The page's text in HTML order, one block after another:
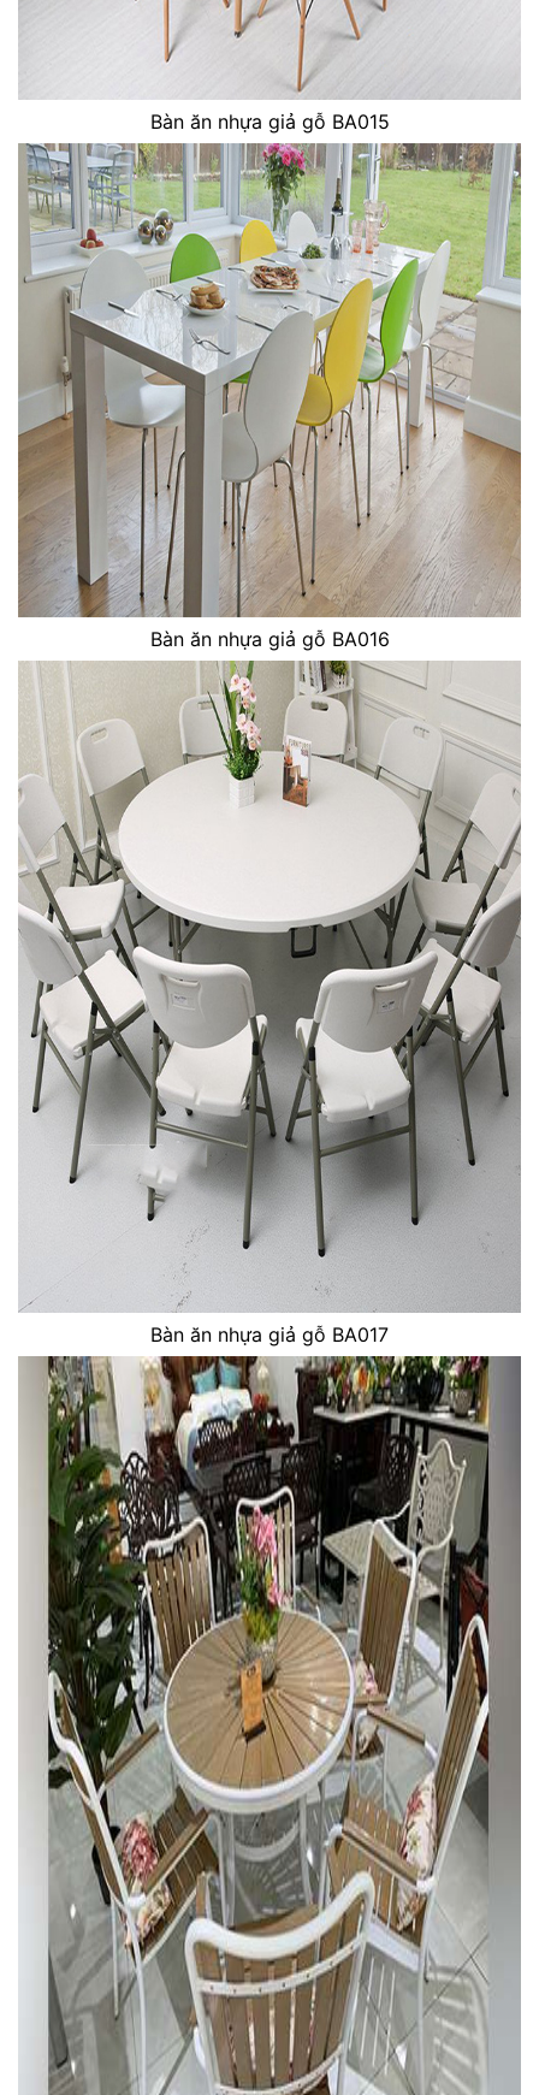
Bàn ăn nhựa giả gỗ BA015
Bàn ăn nhựa giả gỗ BA016
Bàn ăn nhựa giả gỗ BA017